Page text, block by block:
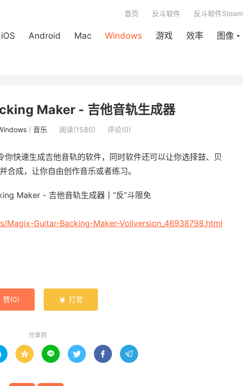
iOS Android Mac Windows 游戏 效率 图像
首页 反斗软件 反斗软件
Maker - 吉他音轨生成器
/ 音乐 阅读(1580) 评论(0)
你快速生成吉他音轨的软件，同时软件还可以让你选择鼓、贝
合成，让你自由创作音乐或者练习。
Magix-Guitar-Backing-Maker-Vollversion_46938798.html
赞(0)  打赏
分享到
    